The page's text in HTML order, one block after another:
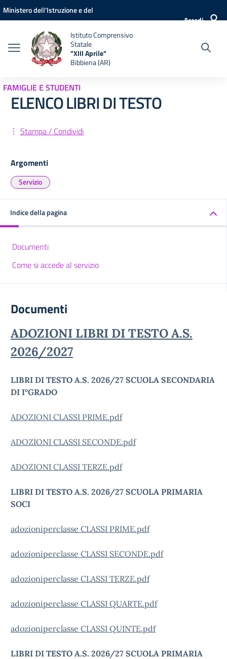
Vai ai contenuti
Vai al menu di navigazione
Vai al footer
Ministero dell'Istruzione e del
Accedi
Istituto Comprensivo
Statale
"XIII Aprile"
Bibbiena (AR)
FAMIGLIE E STUDENTI
ELENCO LIBRI DI TESTO
Stampa / Condividi
Argomenti
Servizio
Indice della pagina
Documenti
Come si accede al servizio
Documenti
ADOZIONI LIBRI DI TESTO A.S.
2026/2027
LIBRI DI TESTO A.S. 2026/27 SCUOLA SECONDARIA
DI I°GRADO
ADOZIONI CLASSI PRIME.pdf
ADOZIONI CLASSI SECONDE.pdf
ADOZIONI CLASSI TERZE.pdf
LIBRI DI TESTO A.S. 2026/27 SCUOLA PRIMARIA
SOCI
adozioniperclasse CLASSI PRIME.pdf
adozioniperclasse CLASSI SECONDE.pdf
adozioniperclasse CLASSI TERZE.pdf
adozioniperclasse CLASSI QUARTE.pdf
adozioniperclasse CLASSI QUINTE.pdf
LIBRI DI TESTO A.S. 2026/27 SCUOLA PRIMARIA